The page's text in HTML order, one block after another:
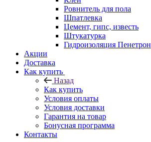
Ровнитель для пола
Шпатлевка
Цемент, гипс, известь
Штукатурка
Гидроизоляция Пенетрон
Акции
Доставка
Как купить
Назад
Как купить
Условия оплаты
Условия доставки
Гарантия на товар
Бонусная программа
Контакты